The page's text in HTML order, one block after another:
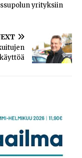
yrityksiin
käyttöä